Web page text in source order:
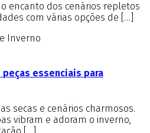
o encanto dos cenários repletos
com várias opções de […]
Inverno
essenciais para
secas e cenários charmosos.
vibram e adoram o inverno,
[…]